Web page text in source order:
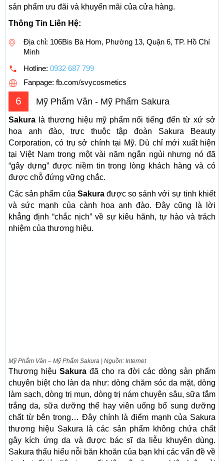
sản phẩm ưu đãi và khuyến mãi của cửa hàng.
Thông Tin Liên Hệ:
Địa chỉ: 106Bis Bà Hom, Phường 13, Quận 6, TP. Hồ Chí
Minh
Hotline: 0932 687 799
Fanpage: fb.com/svycosmetics
6 Mỹ Phẩm Vân - Mỹ Phẩm Sakura
Sakura là thương hiệu mỹ phẩm nổi tiếng đến từ xứ sở
hoa anh đào, trực thuộc tập đoàn Sakura Beauty
Corporation, có trụ sở chính tại Mỹ. Dù chỉ mới xuất hiện
tại Việt Nam trong một vài năm ngắn ngủi nhưng nó đã
“gây dựng” được niềm tin trong lòng khách hàng và có
được chỗ đứng vững chắc.
Các sản phẩm của Sakurađược so sánh với sự tinh khiết
và sức mạnh của cành hoa anh đào. Đây cũng là lời
khẳng định “chắc nịch” về sự kiêu hãnh, tự hào và trách
nhiệm của thương hiệu.
Mỹ Phẩm Vân – Mỹ Phẩm Sakura | Nguồn: Internet
Thương hiệuSakura đã cho ra đời các dòng sản phẩm
chuyên biệt cho làn da như: dòng chăm sóc da mặt, dòng
làm sạch, dòng trị mụn, dòng trị nám chuyên sâu, sữa tắm
trắng da, sữa dưỡng thể hay viên uống bổ sung dưỡng
chất từ ​​bên trong… Đây chính là điểm mạnh của Sakura
thương hiệu Sakura là các sản phẩm không chứa chất
gây kích ứng da và được bác sĩ da liễu khuyên dùng.
Sakura thấu hiểu nỗi băn khoăn của bạn khi các vấn đề về